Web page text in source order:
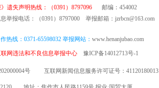
》遗失声明热线：（0391）8797096
邮编：454002
举报电话：（0391）8797000 举报邮箱：jzrbcn@163.com
热线：0371-65598032 举报网站： www.henanjubao.com
网违法和不良信息举报中心 豫ICP备14012713号-1
号 互联网新闻信息服务许可证号：41120180013